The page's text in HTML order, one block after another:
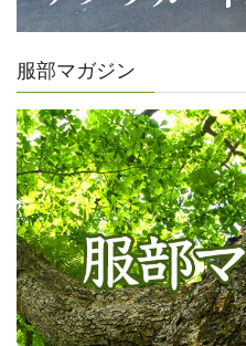
服部マガジン